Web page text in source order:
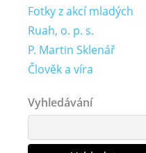
Fotky z akcí mladých
Ruah, o. p. s.
P. Martin Sklenář
Člověk a víra
Vyhledávání